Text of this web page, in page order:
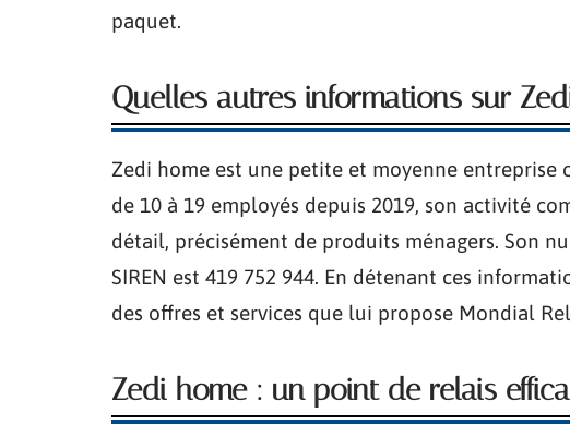
paquet.
Quelles autres informations sur
Zedi home est une petite et moyenne entreprise
de 10 à 19 employés depuis 2019, son activité
détail, précisément de produits ménagers. Son
SIREN est 419 752 944. En détenant ces
des offres et services que lui propose Mondial
Zedi home : un point de relais